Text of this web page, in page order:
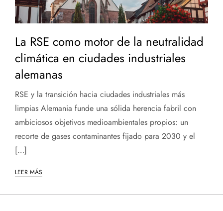
La RSE como motor de la neutralidad
climática en ciudades industriales
alemanas
RSE y la transición hacia ciudades industriales más
limpias Alemania funde una sólida herencia fabril con
ambiciosos objetivos medioambientales propios: un
recorte de gases contaminantes fijado para 2030 y el
[…]
LEER MÁS